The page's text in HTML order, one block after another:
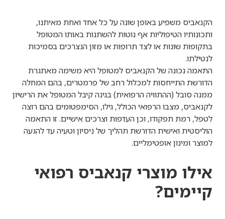
הקנאביס משפיע באופן שונה על כל אחד ואחת מאיתנו,
ותכונותיו הטיפוליות אף נוטות להשתנות באותו המטופל
בתקופות שונות או לצד תרופות או מזון הנצרכים בסמיכות
לנטילתו.
התאמה נכונה של הקנאביס למטופל היא משימה מאתגרת
הדורשת התייחסות למכלול רחב של פרמטרים, בהם המחלה
ממנה סובל (ההתוויה הרפואית) בגינה קיבל המטופל את הרישיון
לקנאביס, מצבו הרפואי הכולל, גילו, הסימפטומים בהם רוצה
לטפל, רמת תפקודו, וכן העדפות וצרכים אישיים. זו התאמה
הוליסטית ואישית הדורשת תהליך של ניסיון וטעיה עד להגעה
למוצר ומינון אופטימליים.
אילו מוצרי קנאביס רפואי
קיימים?